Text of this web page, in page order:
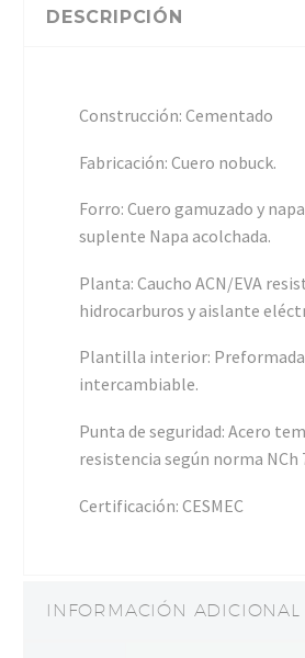
DESCRIPCIÓN
Construcción: Cementado
Fabricación: Cuero nobuck.
Forro: Cuero gamuzado y
suplente Napa acolchada.
Planta: Caucho ACN/EVA
hidrocarburos y aislante
Plantilla interior: Preformada
intercambiable.
Punta de seguridad: Acero
resistencia según norma NCh
Certificación: CESMEC
INFORMACIÓN ADICIONAL